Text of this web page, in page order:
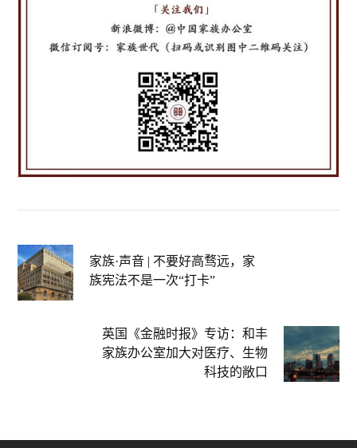
家族·声音 | 不要好高骛远，家
族宪法不是一次“打卡”
英国《金融时报》专访：和丰
家族办公室加大对医疗、生物
科技的敞口